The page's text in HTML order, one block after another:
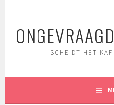
inhoud
SCHEIDT HET